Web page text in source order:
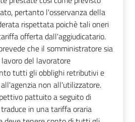
pertanto l'osservanza della
rispettata poichè tali oneri
offerta dall'aggiudicatario.
che il somministratore sia
del lavoratore
tutti gli obblighi retributivi e
non all'utilizzatore.
pattuito a seguito di
in una tariffa oraria